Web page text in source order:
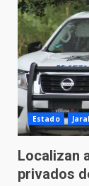
Estado
Localizan
privados